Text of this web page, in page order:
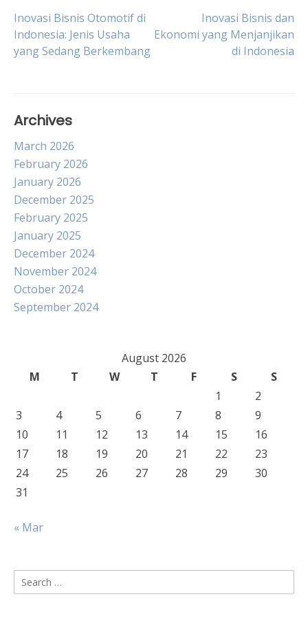
Post
navigation
Inovasi Bisnis Otomotif di
Indonesia: Jenis Usaha
yang Sedang Berkembang
Inovasi Bisnis dan
Ekonomi yang Menjanjikan
di Indonesia
Archives
March 2026
February 2026
January 2026
December 2025
February 2025
January 2025
December 2024
November 2024
October 2024
September 2024
August 2026
M
T W T F S
S
1
2
3
4 5 6 7 8
9
10
11 12 13 14 15
16
17
18 19 20 21 22
23
24
25 26 27 28 29
30
31
« Mar
Search
for: